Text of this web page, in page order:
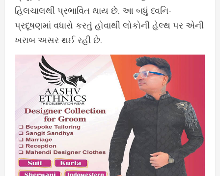
હિલચાલથી પ્રભાવિત થાય છે. આ બધું ધ્વનિ-
પ્રદૂષણમાં વધારો કરતું હોવાથી લોકોની હેલ્થ પર એની
ખરાબ અસર થઈ રહી છે.